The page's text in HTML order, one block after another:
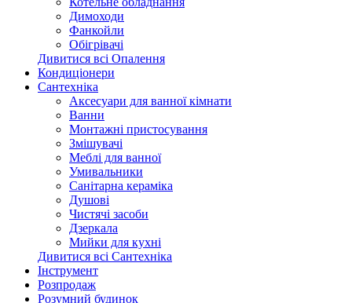
Димоходи
Фанкойли
Обігрівачі
Дивитися всі Опалення
Кондиціонери
Сантехніка
Аксесуари для ванної кімнати
Ванни
Монтажні пристосування
Змішувачі
Меблі для ванної
Умивальники
Санітарна кераміка
Душові
Чистячі засоби
Дзеркала
Мийки для кухні
Дивитися всі Сантехніка
Інструмент
Розпродаж
Розумний будинок